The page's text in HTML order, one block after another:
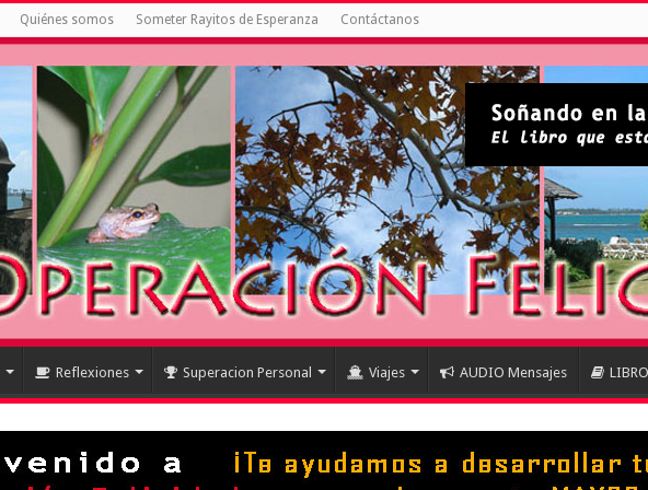
Quiénes somos Someter Rayitos de Esperanza Contáctanos
Reflexiones Superacion Personal Viajes AUDIO Mensajes